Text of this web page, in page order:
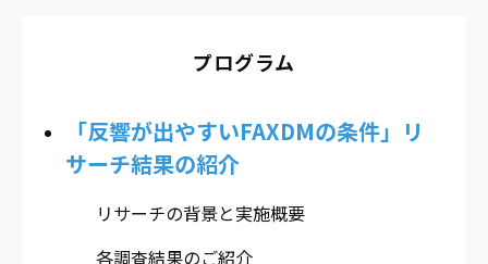
プログラム
「反響が出やすいFAXDMの条件」リ
サーチ結果の紹介
リサーチの背景と実施概要
各調査結果のご紹介